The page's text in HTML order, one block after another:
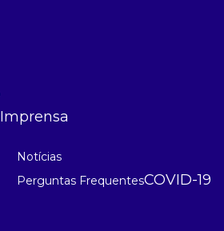
Imprensa
Notícias
Perguntas FrequentesCOVID-19